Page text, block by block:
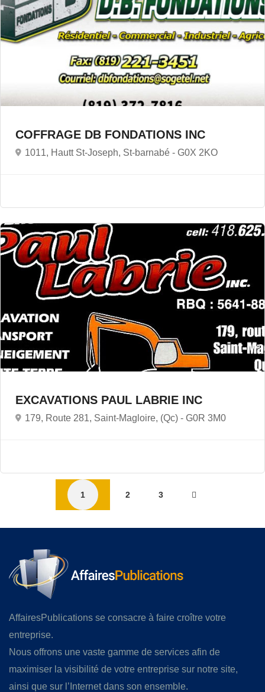
COFFRAGE DB FONDATIONS INC
1011, Hautt St-Joseph, St-barnabé - G0X 2KO
EXCAVATIONS PAUL LABRIE INC
179, Route 281, Saint-Magloire, (Qc) - G0R 3M0
1 2 3
AffairesPublications se consacre à faire croître votre
entreprise.
Nous offrons une vaste gamme de services afin de
maximiser la visibilité de votre entreprise sur notre site,
ainsi que sur l’Internet dans son ensemble.